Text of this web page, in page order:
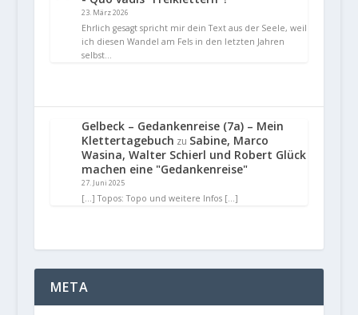
23. März 2026
Ehrlich gesagt spricht mir dein Text aus der Seele, weil
ich diesen Wandel am Fels in den letzten Jahren
selbst…
Gelbeck – Gedankenreise (7a) – Mein
Klettertagebuch zu Sabine, Marco
Wasina, Walter Schierl und Robert Glück
machen eine "Gedankenreise"
27. Juni 2025
[…] Topos: Topo und weitere Infos […]
META